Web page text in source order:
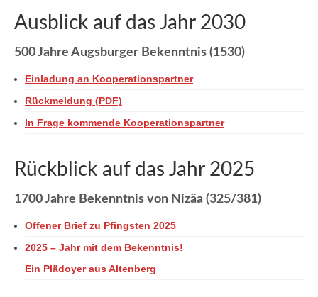
Ausblick auf das Jahr 2030
500 Jahre Augsburger Bekenntnis (1530)
Einladung an Kooperationspartner
Rückmeldung (PDF)
In Frage kommende Kooperationspartner
Rückblick auf das Jahr 2025
1700 Jahre Bekenntnis von Nizäa (325/381)
Offener Brief zu Pfingsten 2025
2025 – Jahr mit dem Bekenntnis!
Ein Plädoyer aus Altenberg